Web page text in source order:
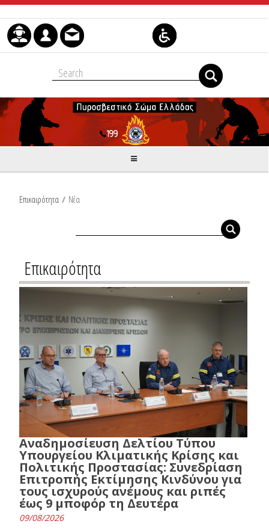
Μετάβαση στο περιεχόμενο
Επικαιρότητα / Νέα
Επικαιρότητα
Αναδημοσίευση Δελτίου Τύπου
Υπουργείου Κλιματικής Κρίσης και
Πολιτικής Προστασίας: Συνεδρίαση
Επιτροπής Εκτίμησης Κινδύνου για
τους ισχυρούς ανέμους και ριπές
έως 9 μποφόρ τη Δευτέρα
09/08/2026